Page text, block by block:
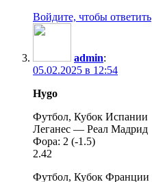
Войдите, чтобы ответить
admin:
05.02.2025 в 12:54
Hygo
Футбол, Кубок Испании
Леганес — Реал Мадрид
Фора: 2 (-1.5)
2.42
Футбол, Кубок Франции